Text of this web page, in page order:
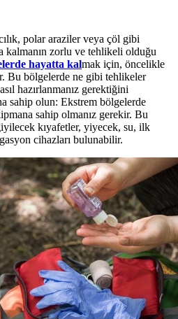
polar araziler veya çöl gibi
kalmanın zorlu ve tehlikeli olduğu
hayatta kalmak için, öncelikle
Bu bölgelerde ne gibi tehlikeler
hazırlanmanız gerektiğini
sahip olun: Ekstrem bölgelerde
sahip olmanız gerekir. Bu
kıyafetler, yiyecek, su, ilk
cihazları bulunabilir.